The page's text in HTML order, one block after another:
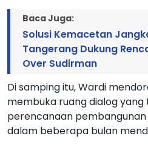
Baca Juga:
Solusi Kemacetan
Tangerang Dukung
Over Sudirman
Di samping itu, Wardi
membuka ruang dialog
perencanaan
dalam beberapa bulan